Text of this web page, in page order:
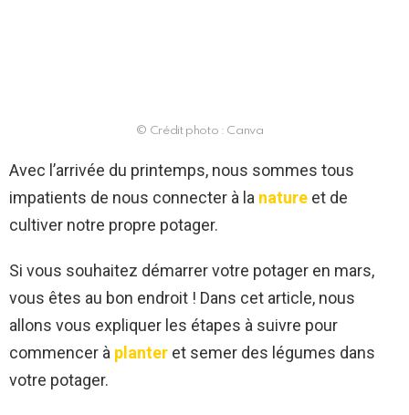
© Crédit photo : Canva
Avec l’arrivée du printemps, nous sommes tous
impatients de nous connecter à la nature et de
cultiver notre propre potager.
Si vous souhaitez démarrer votre potager en mars,
vous êtes au bon endroit ! Dans cet article, nous
allons vous expliquer les étapes à suivre pour
commencer à planter et semer des légumes dans
votre potager.